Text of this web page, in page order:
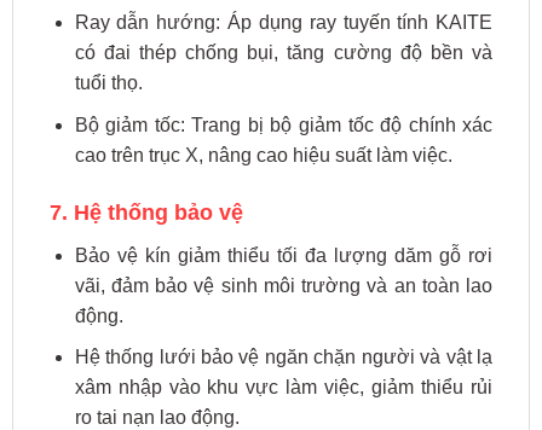
Ray dẫn hướng: Áp dụng ray tuyến tính KAITE
có đai thép chống bụi, tăng cường độ bền và
tuổi thọ.
Bộ giảm tốc: Trang bị bộ giảm tốc độ chính xác
cao trên trục X, nâng cao hiệu suất làm việc.
7. Hệ thống bảo vệ
Bảo vệ kín giảm thiểu tối đa lượng dăm gỗ rơi
vãi, đảm bảo vệ sinh môi trường và an toàn lao
động.
Hệ thống lưới bảo vệ ngăn chặn người và vật lạ
xâm nhập vào khu vực làm việc, giảm thiểu rủi
ro tai nạn lao động.